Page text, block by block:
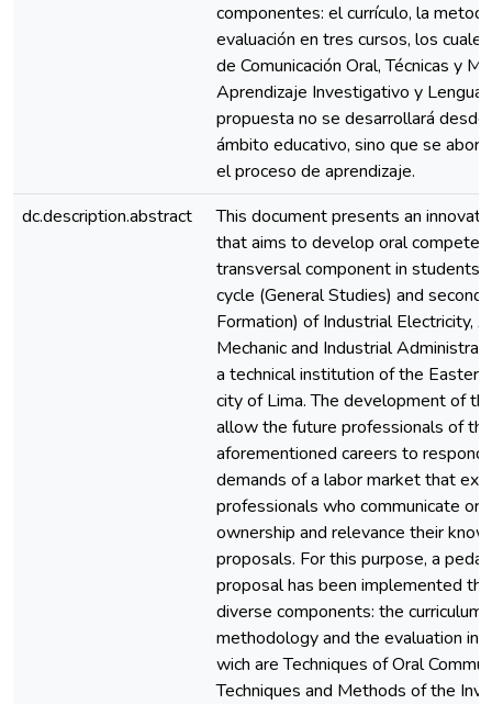
componentes: el currículo, la
evaluación en tres cursos, los
de Comunicación Oral, Técnicas y
Aprendizaje Investigativo y
propuesta no se desarrollará desde
ámbito educativo, sino que se
el proceso de aprendizaje.
dc.description.abstract
This document presents an
that aims to develop oral
transversal component in students
cycle (General Studies) and second
Formation) of Industrial Electricity,
Mechanic and Industrial
a technical institution of the
city of Lima. The development of
allow the future professionals of the
aforementioned careers to
demands of a labor market that
professionals who communicate
ownership and relevance their
proposals. For this purpose, a
proposal has been implemented
diverse components: the
methodology and the evaluation in
wich are Techniques of Oral
Techniques and Methods of the